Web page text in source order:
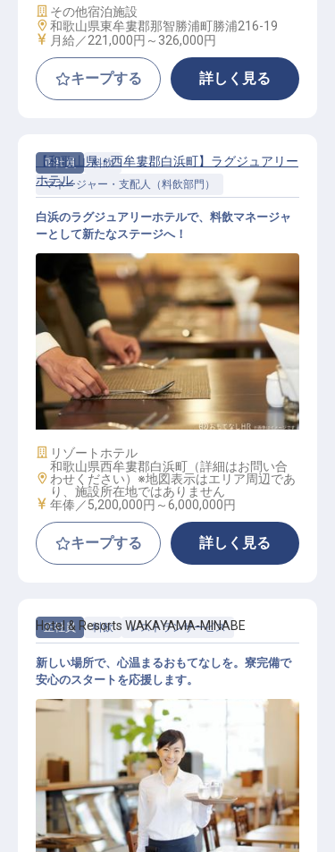
施設業態
その他宿泊施設
勤務地
和歌山県東牟婁郡那智勝浦町勝浦216-19
給与
月給／221,000円～ 326,000円
キープする 詳しく見る
正社員
料飲
マネージャー・支配人（料飲部門）
料飲マネージャー│ハイレベル求人
／年収520万以上／マネージャー以
上
【和歌山県・西牟婁郡白浜町】ラグジュアリー
ホテル
白浜のラグジュアリーホテルで、料飲マネージャ
ーとして新たなステージへ！
施設業態
リゾートホテル
勤務地
和歌山県西牟婁郡白浜町（詳細はお問い合
わせください）※地図表示はエリア周辺であ
り、施設所在地ではありません
給与
年俸／5,200,000円～6,000,000円
キープする 詳しく見る
正社員 料飲 レストランサービス
ホールスタッフ【グランドメルキュ
ール和歌山みなべ】
Hotel & Resorts WAKAYAMA-MINABE
新しい場所で、心温まるおもてなしを。寮完備で
安心のスタートを応援します。